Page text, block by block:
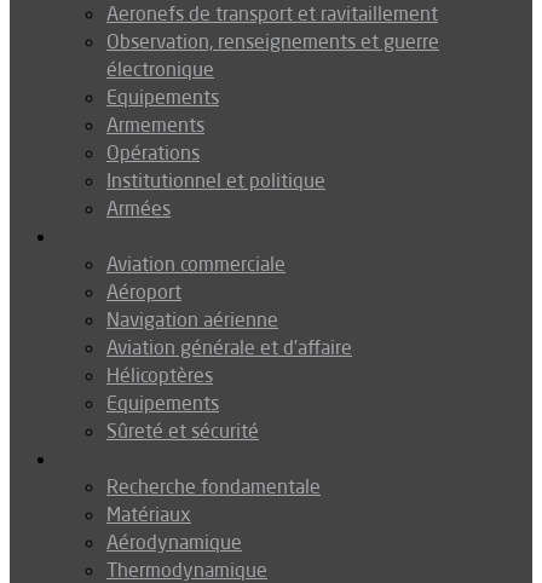
Aeronefs de transport et ravitaillement
Observation, renseignements et guerre
électronique
Equipements
Armements
Opérations
Institutionnel et politique
Armées
Aviation commerciale
Aéroport
Navigation aérienne
Aviation générale et d’affaire
Hélicoptères
Equipements
Sûreté et sécurité
Recherche fondamentale
Matériaux
Aérodynamique
Thermodynamique